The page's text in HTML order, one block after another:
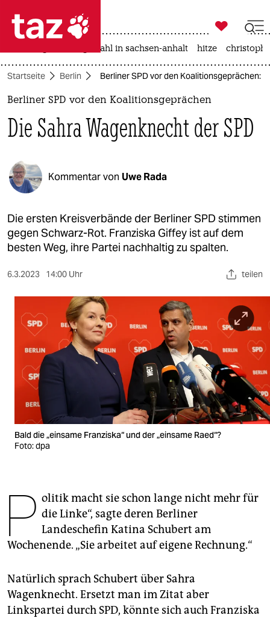
 taz zahl ich
taz zahl ich
politik
öko
gesellschaft
kultur
sport
berlin
nord
wahrheit
verlag
verlag
veranstaltungen
shop
fragen & hilfe
abo
genossenschaft
epaper login

taz zahl ich
landtagswahl in sachsen-anhalt hitze
Startseite Berlin Berliner SPD vor den Koalitionsgeprächen:
Berliner SPD vor den Koalitionsgeprächen
Die Sahra Wagenknecht der SPD
Kommentar von Uwe Rada
Die ersten Kreisverbände der Berliner SPD stimmen
gegen Schwarz-Rot. Franziska Giffey ist auf dem
besten Weg, ihre Partei nachhaltig zu spalten.
6.3.2023 14:00 Uhr teilen
Bald die „einsame Franziska“ und der „einsame Raed“?
Foto: dpa
P olitik macht sie schon lange nicht mehr für
die Linke“, sagte deren Berliner
Landeschefin Katina Schubert am
Wochenende. „Sie arbeitet auf eigene Rechnung.“
Natürlich sprach Schubert über Sahra
Wagenknecht. Ersetzt man im Zitat aber
Linkspartei durch SPD, könnte sich auch Franziska